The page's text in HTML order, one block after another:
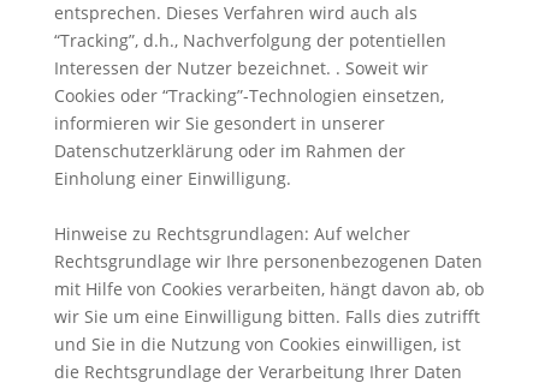
entsprechen. Dieses Verfahren wird auch als
“Tracking”, d.h., Nachverfolgung der potentiellen
Interessen der Nutzer bezeichnet. . Soweit wir
Cookies oder “Tracking”-Technologien einsetzen,
informieren wir Sie gesondert in unserer
Datenschutzerklärung oder im Rahmen der
Einholung einer Einwilligung.
Hinweise zu Rechtsgrundlagen: Auf welcher
Rechtsgrundlage wir Ihre personenbezogenen Daten
mit Hilfe von Cookies verarbeiten, hängt davon ab, ob
wir Sie um eine Einwilligung bitten. Falls dies zutrifft
und Sie in die Nutzung von Cookies einwilligen, ist
die Rechtsgrundlage der Verarbeitung Ihrer Daten